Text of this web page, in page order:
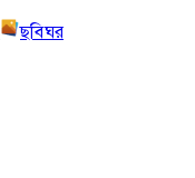
ছবিঘর